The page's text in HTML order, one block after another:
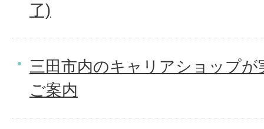
了)
三田市内のキャリアショップ
ご案内